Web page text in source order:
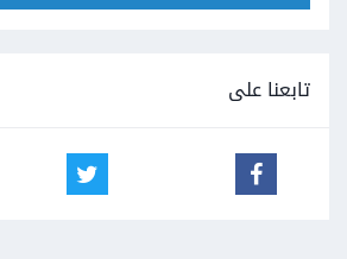
تابعنا على